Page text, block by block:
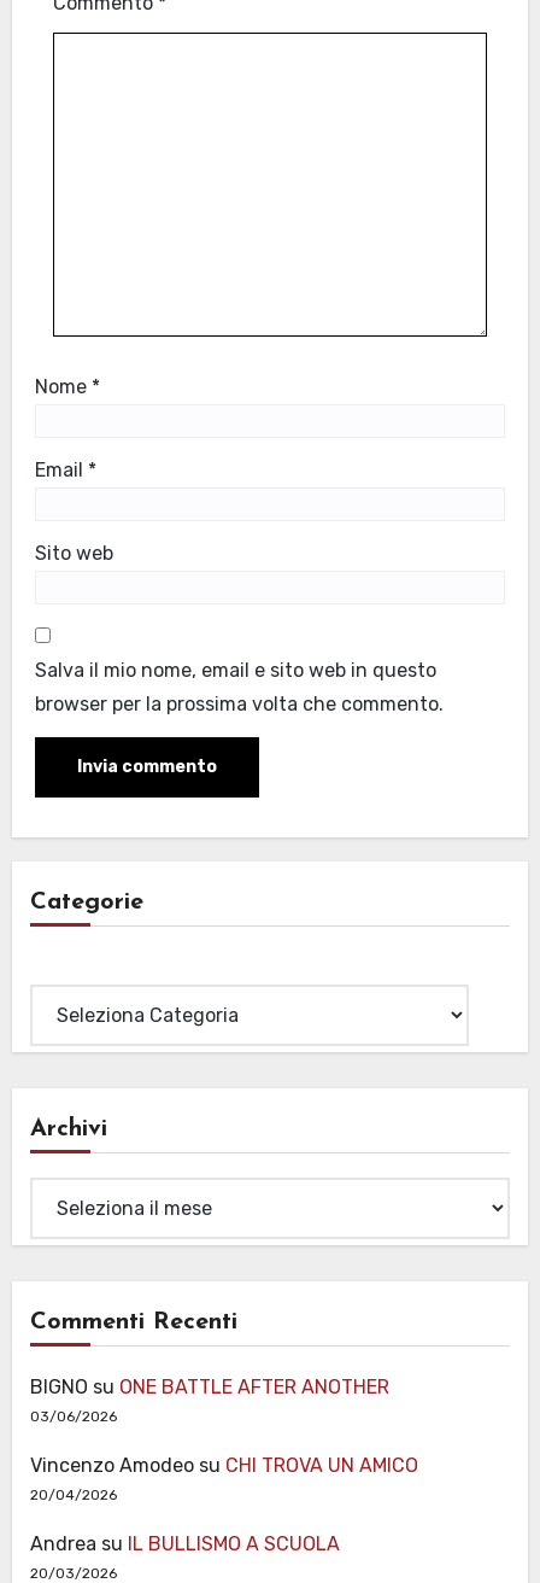
Nome *
Email *
Sito web
Salva il mio nome, email e sito web in questo
browser per la prossima volta che commento.
Categorie
Archivi
Commenti Recenti
BIGNO su ONE BATTLE AFTER ANOTHER
03/06/2026
Vincenzo Amodeosu CHI TROVA UN AMICO
20/04/2026
Andrea su IL BULLISMO A SCUOLA
20/03/2026